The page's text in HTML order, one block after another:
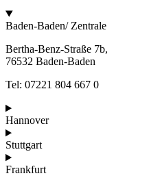
Baden-Baden/ Zentrale
Bertha-Benz-Straße 7b,
76532 Baden-Baden
Tel: 07221 804 667 0
Hannover
Stuttgart
Frankfurt